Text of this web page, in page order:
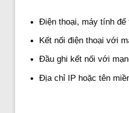
Điện thoại, máy tính để
Kết nối điện thoại với
Đầu ghi kết nối với
Địa chỉ IP hoặc tên